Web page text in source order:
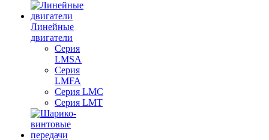
Линейные
двигатели
Серия
LMSA
Серия
LMFA
Серия LMC
Серия LMT